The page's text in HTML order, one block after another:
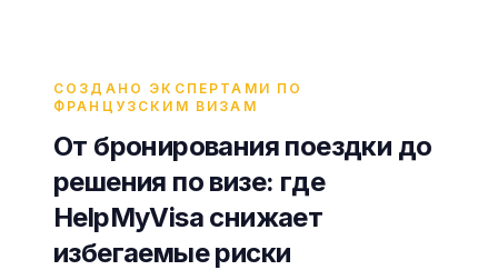
СОЗДАНО ЭКСПЕРТАМИ ПО
ФРАНЦУЗСКИМ ВИЗАМ
От бронирования поездки до
решения по визе: где
HelpMyVisa снижает
избегаемые риски